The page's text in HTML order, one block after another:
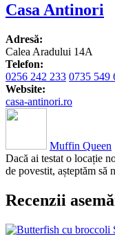
Casa Antinori
Adresă:
Calea Aradului 14A
Telefon:
0256 242 233 0735 549
Website:
casa-antinori.ro
Muffin Queen
Dacă ai testat o locație
de povestit, așteptăm să
Recenzii